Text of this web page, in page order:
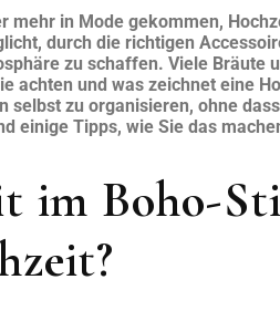
mehr in Mode gekommen,
durch die richtigen
zu schaffen. Viele Bräute
achten und was zeichnet eine
selbst zu organisieren, ohne
einige Tipps, wie Sie das
im Boho-